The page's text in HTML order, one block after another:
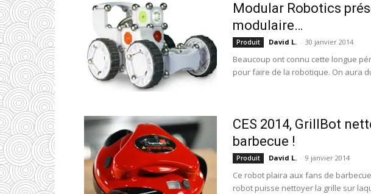
Modular Robotics
modulaire…
Produit David L. - 30 janvier 2014
Beaucoup ont connu cette longue
pour faire de la robotique. On aura
CES 2014, GrillBot
barbecue !
Produit David L. - 9 janvier 2014
Ce robot plaira aux fans de
robot puisse nettoyer la grille sur